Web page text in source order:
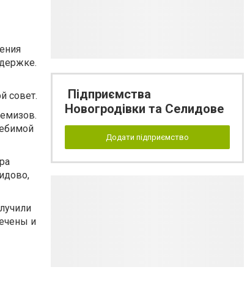
совет.
и
Підприємства
Новогродівки та Селидове
Додати підприємство